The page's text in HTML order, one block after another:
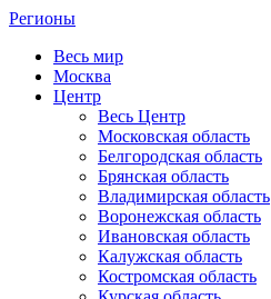
Регионы
Весь мир
Москва
Центр
Весь Центр
Московская область
Белгородская область
Брянская область
Владимирская область
Воронежская область
Ивановская область
Калужская область
Костромская область